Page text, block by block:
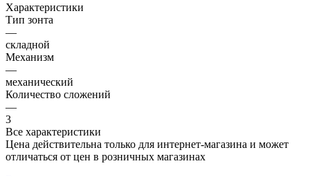
Характеристики
Тип зонта
—
складной
Механизм
—
механический
Количество сложений
—
3
Все характеристики
Цена действительна только для интернет-магазина и может
отличаться от цен в розничных магазинах